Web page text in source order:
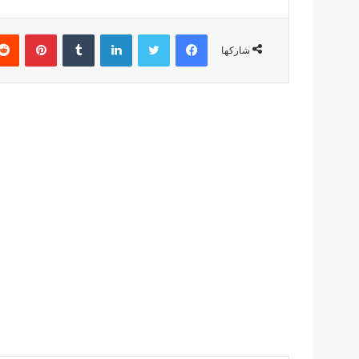
شاركها
فيسبوك تويتر لينكدإن